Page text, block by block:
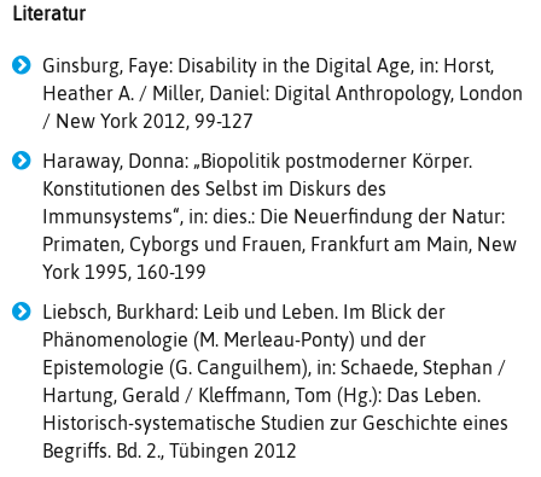
Literatur
Ginsburg, Faye: Disability in the Digital Age, in: Horst,
Heather A. / Miller, Daniel: Digital Anthropology, London
/ New York 2012, 99-127
Haraway, Donna: „Biopolitik postmoderner Körper.
Konstitutionen des Selbst im Diskurs des
Immunsystems“, in: dies.: Die Neuerfindung der Natur:
Primaten, Cyborgs und Frauen, Frankfurt am Main, New
York 1995, 160-199
Liebsch, Burkhard: Leib und Leben. Im Blick der
Phänomenologie (M. Merleau-Ponty) und der
Epistemologie (G. Canguilhem), in: Schaede, Stephan /
Hartung, Gerald / Kleffmann, Tom (Hg.): Das Leben.
Historisch-systematische Studien zur Geschichte eines
Begriffs. Bd. 2., Tübingen 2012